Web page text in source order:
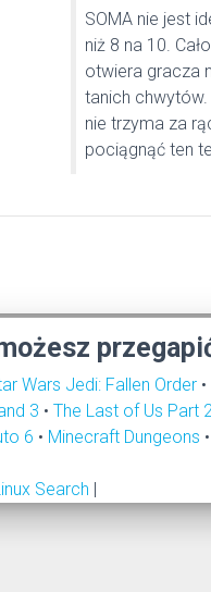
SOMA nie jest
niż 8 na 10.
otwiera gracza
tanich chwytów.
nie trzyma za
pociągnąć ten
Wars Jedi: Fallen Order •
3 • The Last of Us Part
6 • Minecraft Dungeons •
Search |